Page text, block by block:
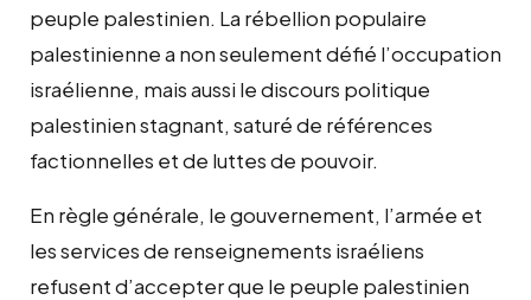
peuple palestinien. La rébellion populaire
palestinienne a non seulement défié l’occupation
israélienne, mais aussi le discours politique
palestinien stagnant, saturé de références
factionnelles et de luttes de pouvoir.
En règle générale, le gouvernement, l’armée et
les services de renseignements israéliens
refusent d’accepter que le peuple palestinien